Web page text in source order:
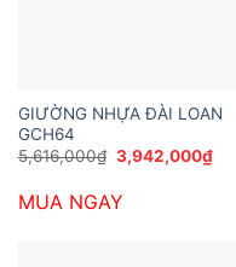
GIƯỜNG NHỰA ĐÀI LOAN
GCH64
5,616,000₫ Giá
gốc
5,616,000₫.
3,942,000₫Giá
hiện
MUA NGAY